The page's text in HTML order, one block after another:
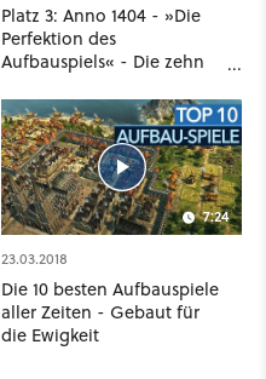
Platz 3: Anno 1404 - »Die
Perfektion des
Aufbauspiels« - Die zehn
7:24
23.03.2018
Die 10 besten Aufbauspiele
aller Zeiten - Gebaut für
die Ewigkeit